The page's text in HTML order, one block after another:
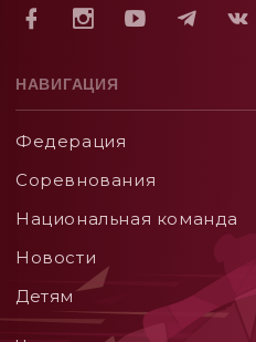
НАВИГАЦИЯ
Федерация
Соревнования
Национальная команда
Новости
Детям